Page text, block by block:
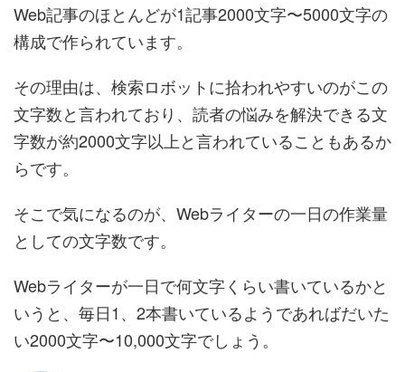
Web記事のほとんどが1記事2000文字〜5000文字の
構成で作られています。
その理由は、検索ロボットに拾われやすいのがこの
文字数と言われており、読者の悩みを解決できる文
字数が約2000文字以上と言われていることもあるか
らです。
そこで気になるのが、Webライターの一日の作業量
としての文字数です。
Webライターが一日で何文字くらい書いているかと
いうと、毎日1、2本書いているようであればだいた
い2000文字〜10,000文字でしょう。